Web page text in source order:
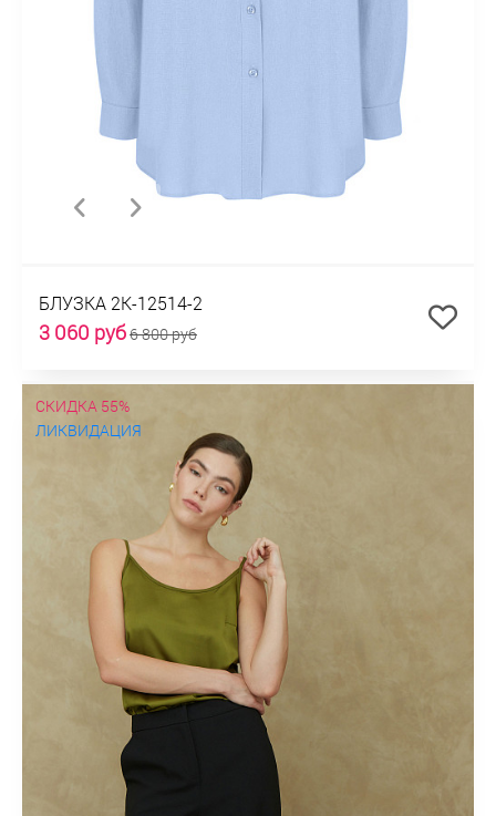
БЛУЗКА 2К-12514-2
3 060 руб6 800 руб
СКИДКА 55%
ЛИКВИДАЦИЯ